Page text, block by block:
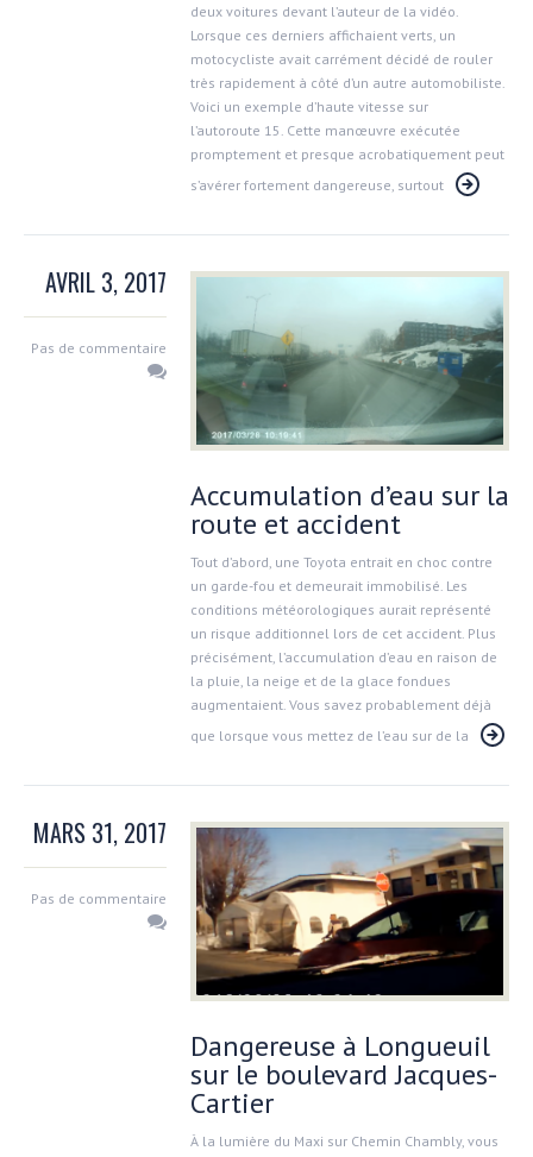
deux voitures devant l’auteur de la vidéo.
Lorsque ces derniers affichaient verts, un
motocycliste avait carrément décidé de rouler
très rapidement à côté d’un autre automobiliste.
Voici un exemple d’haute vitesse sur
l’autoroute 15. Cette manœuvre exécutée
promptement et presque acrobatiquement peut
s’avérer fortement dangereuse, surtout
AVRIL 3, 2017
Pas de commentaire
Accumulation d’eau sur la
route et accident
Tout d’abord, une Toyota entrait en choc contre
un garde-fou et demeurait immobilisé. Les
conditions météorologiques aurait représenté
un risque additionnel lors de cet accident. Plus
précisément, l’accumulation d’eau en raison de
la pluie, la neige et de la glace fondues
augmentaient. Vous savez probablement déjà
que lorsque vous mettez de l’eau sur de la
MARS 31, 2017
Pas de commentaire
Dangereuse à Longueuil
sur le boulevard Jacques-
Cartier
À la lumière du Maxi sur Chemin Chambly, vous